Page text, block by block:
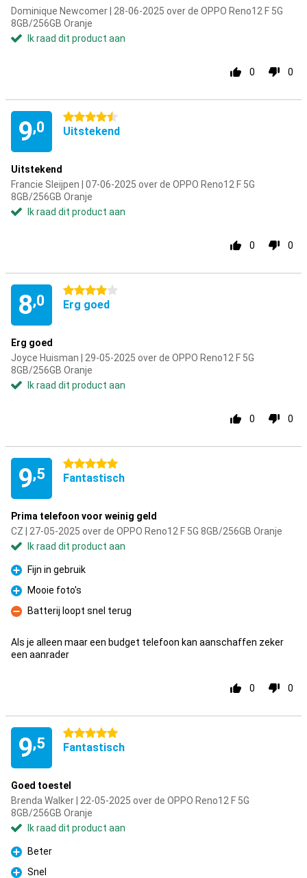
Dominique Newcomer | 28-06-2025 over de OPPO Reno12 F 5G
8GB/256GB Oranje
Ik raad dit product aan
0 0
9,0
4.5 sterren
Uitstekend
Uitstekend
Francie Sleijpen | 07-06-2025 over de OPPO Reno12 F 5G
8GB/256GB Oranje
Ik raad dit product aan
0 0
8,0
4 sterren
Erg goed
Erg goed
Joyce Huisman | 29-05-2025 over de OPPO Reno12 F 5G
8GB/256GB Oranje
Ik raad dit product aan
0 0
9,5
5 sterren
Fantastisch
Prima telefoon voor weinig geld
CZ | 27-05-2025 over de OPPO Reno12 F 5G 8GB/256GB Oranje
Ik raad dit product aan
Pluspunt
Fijn in gebruik
Pluspunt
Mooie foto's
Minpunt
Batterij loopt snel terug
Als je alleen maar een budget telefoon kan aanschaffen zeker
een aanrader
0 0
9,5
5 sterren
Fantastisch
Goed toestel
Brenda Walker | 22-05-2025 over de OPPO Reno12 F 5G
8GB/256GB Oranje
Ik raad dit product aan
Pluspunt
Beter
Snel